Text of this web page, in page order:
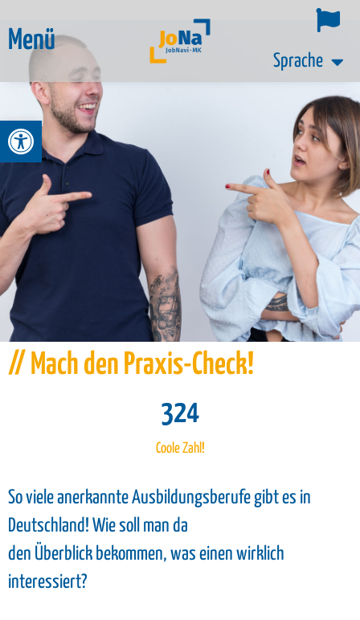
Werkzeugleiste öffnen
Menü
Sprache
// Mach den Praxis-Check!
Coole Zahl!
324
So viele anerkannte Ausbildungsberufe gibt es in
Deutschland! Wie soll man da
den Überblick bekommen, was einen wirklich
interessiert?